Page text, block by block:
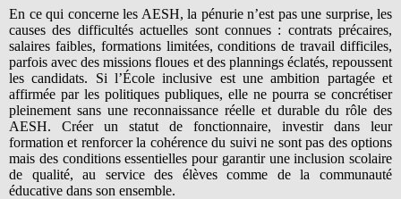
En ce qui concerne les AESH, la pénurie n’est pas une surprise, les
causes des difficultés actuelles sont connues : contrats précaires,
salaires faibles, formations limitées, conditions de travail difficiles,
parfois avec des missions floues et des plannings éclatés, repoussent
les candidats. Si l’École inclusive est une ambition partagée et
affirmée par les politiques publiques, elle ne pourra se concrétiser
pleinement sans une reconnaissance réelle et durable du rôle des
AESH. Créer un statut de fonctionnaire, investir dans leur
formation et renforcer la cohérence du suivi ne sont pas des options
mais des conditions essentielles pour garantir une inclusion scolaire
de qualité, au service des élèves comme de la communauté
éducative dans son ensemble.